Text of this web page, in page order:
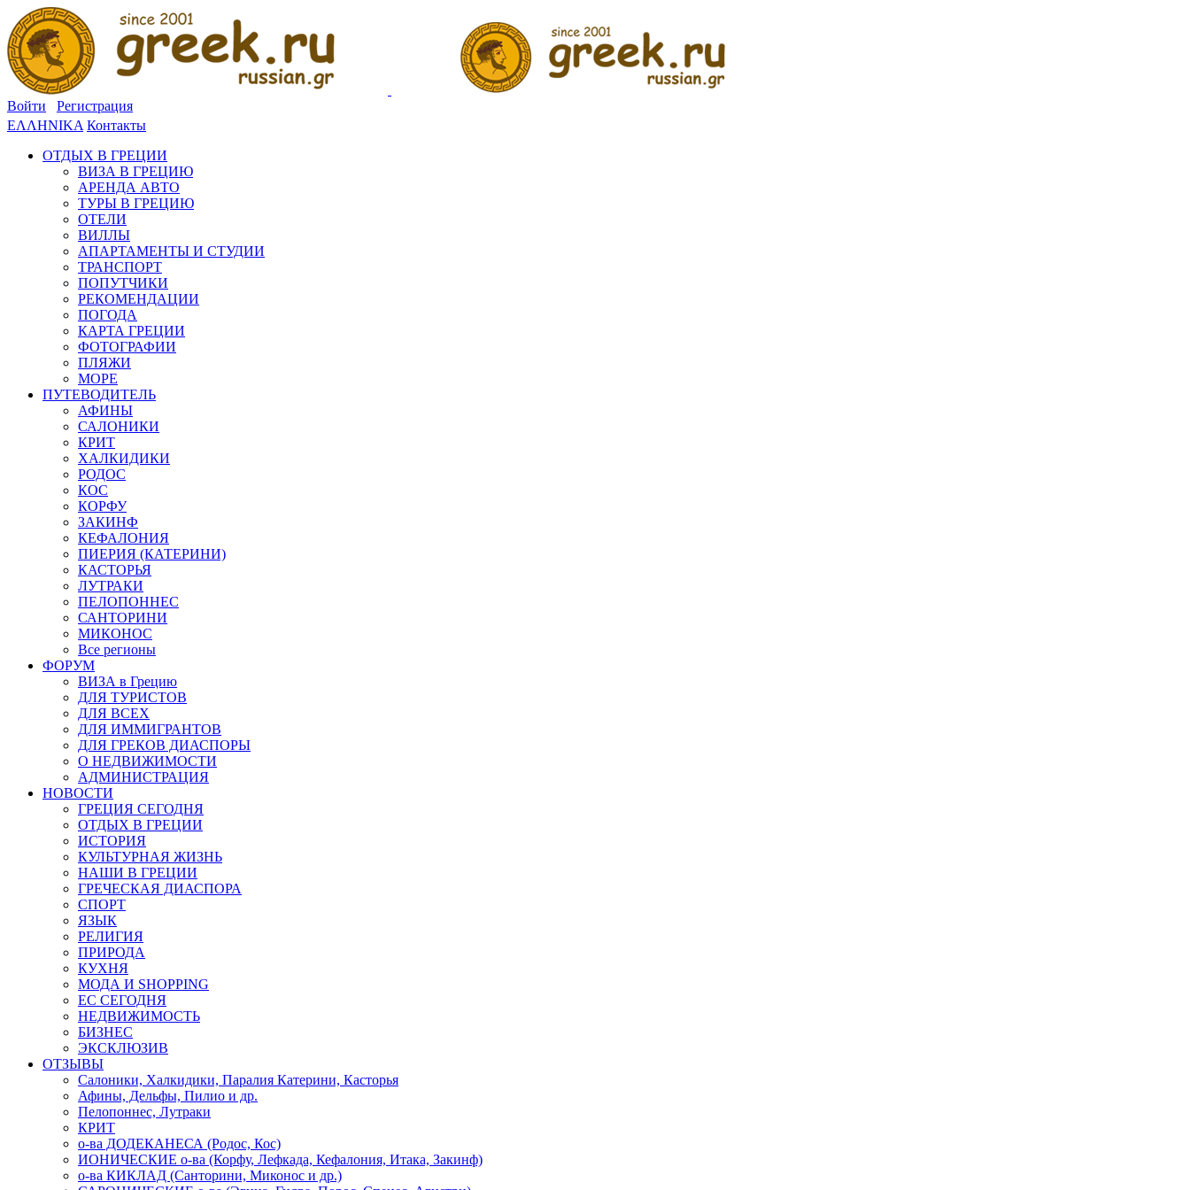
Войти
Регистрация
ΕΛΛΗΝΙΚΑ Контакты
ОТДЫХ В ГРЕЦИИ
ВИЗА В ГРЕЦИЮ
АРЕНДА АВТО
ТУРЫ В ГРЕЦИЮ
ОТЕЛИ
ВИЛЛЫ
АПАРТАМЕНТЫ И СТУДИИ
ТРАНСПОРТ
ПОПУТЧИКИ
РЕКОМЕНДАЦИИ
ПОГОДА
КАРТА ГРЕЦИИ
ФОТОГРАФИИ
ПЛЯЖИ
МОРЕ
ПУТЕВОДИТЕЛЬ
АФИНЫ
САЛОНИКИ
КРИТ
ХАЛКИДИКИ
РОДОС
КОС
КОРФУ
ЗАКИНФ
КЕФАЛОНИЯ
ПИЕРИЯ (КАТЕРИНИ)
КАСТОРЬЯ
ЛУТРАКИ
ПЕЛОПОННЕС
САНТОРИНИ
МИКОНОС
Все регионы
ФОРУМ
ВИЗА в Грецию
ДЛЯ ТУРИСТОВ
ДЛЯ ВСЕХ
ДЛЯ ИММИГРАНТОВ
ДЛЯ ГРЕКОВ ДИАСПОРЫ
О НЕДВИЖИМОСТИ
АДМИНИСТРАЦИЯ
НОВОСТИ
ГРЕЦИЯ СЕГОДНЯ
ОТДЫХ В ГРЕЦИИ
ИСТОРИЯ
КУЛЬТУРНАЯ ЖИЗНЬ
НАШИ В ГРЕЦИИ
ГРЕЧЕСКАЯ ДИАСПОРА
СПОРТ
ЯЗЫК
РЕЛИГИЯ
ПРИРОДА
КУХНЯ
МОДА И SHOPPING
ЕС СЕГОДНЯ
НЕДВИЖИМОСТЬ
БИЗНЕС
ЭКСКЛЮЗИВ
ОТЗЫВЫ
Салоники, Халкидики, Паралия Катерини, Касторья
Афины, Дельфы, Пилио и др.
Пелопоннес, Лутраки
КРИТ
о-ва ДОДЕКАНЕСА (Родос, Кос)
ИОНИЧЕСКИЕ о-ва (Корфу, Лефкада, Кефалония, Итака, Закинф)
о-ва КИКЛАД (Санторини, Миконос и др.)